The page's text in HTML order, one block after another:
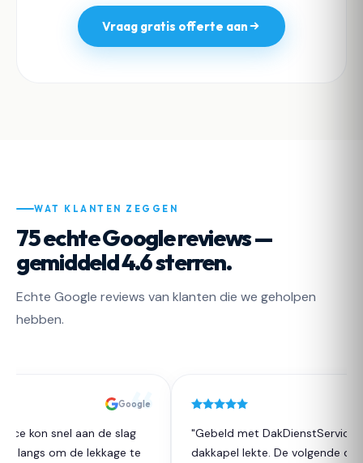
Vraag gratis offerte aan
WAT KLANTEN ZEGGEN
75 echte Google reviews —
gemiddeld 4.6 sterren.
Echte Google reviews van klanten die we geholpen
hebben.
Google
kon snel aan de slag
langs om de lekkage te
"Gebeld met DakDienstService
dakkapel lekte. De volgende dag